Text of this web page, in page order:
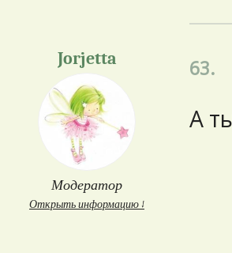
Jorjetta
Модератор
Открыть информацию ↓
63.
А